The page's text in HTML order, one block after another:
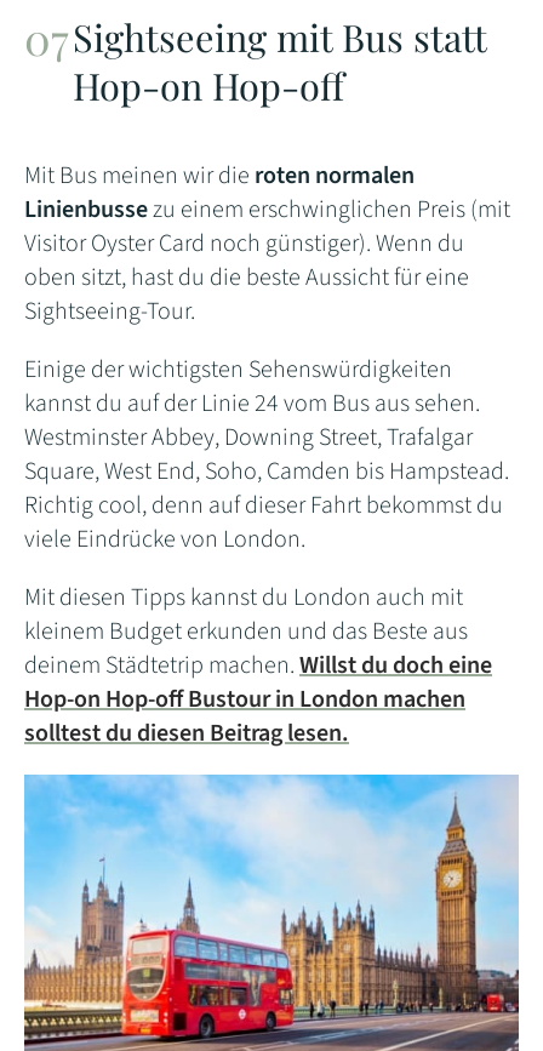
Sightseeing mit Bus statt
Hop-on Hop-off
Mit Bus meinen wir die roten normalen
Linienbussezu einem erschwinglichen Preis (mit
Visitor Oyster Card noch günstiger). Wenn du
oben sitzt, hast du die beste Aussicht für eine
Sightseeing-Tour.
Einige der wichtigsten Sehenswürdigkeiten
kannst du auf der Linie 24 vom Bus aus sehen.
Westminster Abbey, Downing Street, Trafalgar
Square, West End, Soho, Camden bis Hampstead.
Richtig cool, denn auf dieser Fahrt bekommst du
viele Eindrücke von London.
Mit diesen Tipps kannst du London auch mit
kleinem Budget erkunden und das Beste aus
deinem Städtetrip machen.Willst du doch eine
Hop-on Hop-off Bustour in London machen
solltest du diesen Beitrag lesen.